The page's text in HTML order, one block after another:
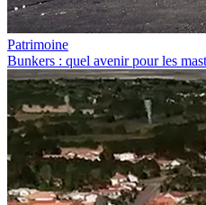
Patrimoine
Bunkers : quel avenir pour les